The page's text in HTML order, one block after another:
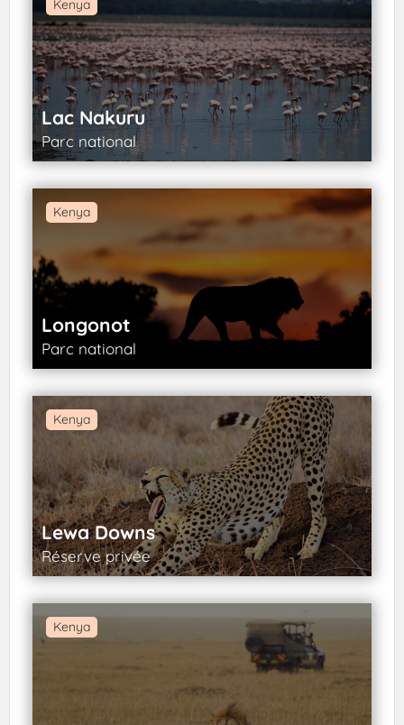
Kenya
Lac Nakuru
Parc national
Kenya
Longonot
Parc national
Kenya
Lewa Downs
Réserve privée
Kenya